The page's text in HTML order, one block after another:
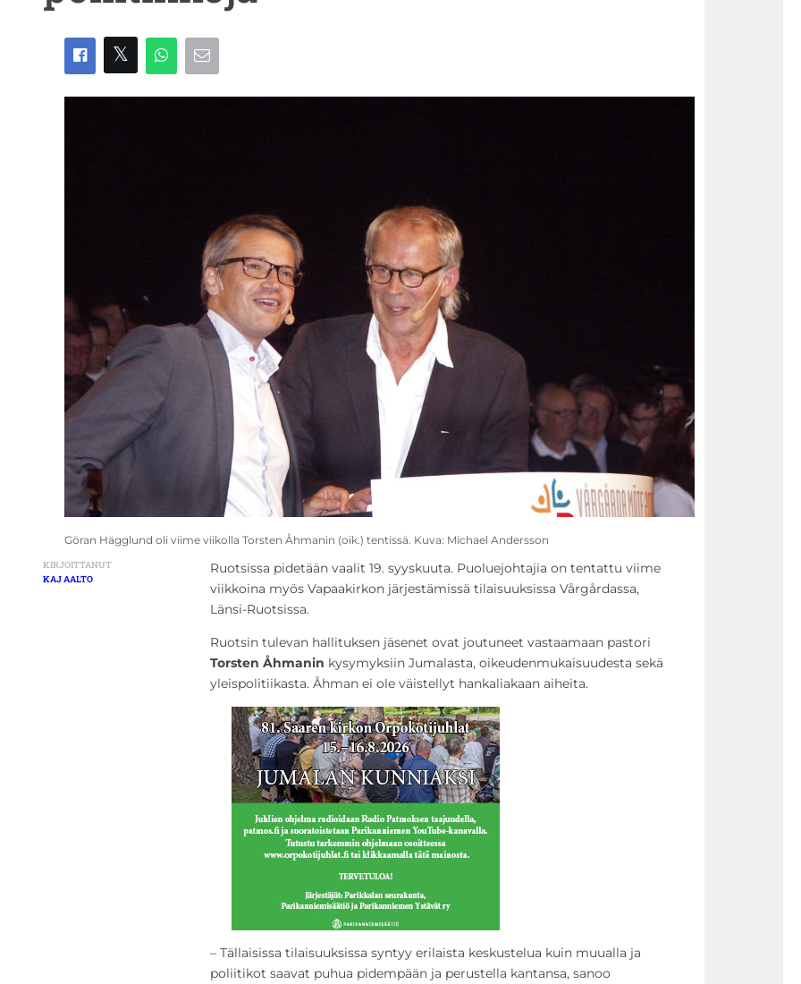
Göran Hägglund oli viime viikolla Torsten Åhmanin (oik.) tentissä. Kuva: Michael Andersson
KIRJOITTANUT
KAJ AALTO
Ruotsissa pidetään vaalit 19. syyskuuta. Puoluejohtajia on tentattu viime
viikkoina myös Vapaakirkon järjestämissä tilaisuuksissa Vårgårdassa,
Länsi-Ruotsissa.
Ruotsin tulevan hallituksen jäsenet ovat joutuneet vastaamaan pastori
Torsten Åhmanin kysymyksiin Jumalasta, oikeudenmukaisuudesta sekä
yleispolitiikasta. Åhman ei ole väistellyt hankaliakaan aiheita.
– Tällaisissa tilaisuuksissa syntyy erilaista keskustelua kuin muualla ja
poliitikot saavat puhua pidempään ja perustella kantansa, sanoo